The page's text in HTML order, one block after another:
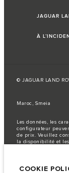
JAGUAR
À
© JAGUAR LAND
Maroc, Smeia
Les données, les
configurateur
de prix. Veuillez
la disponibilité et
spécifications de
COOKIE